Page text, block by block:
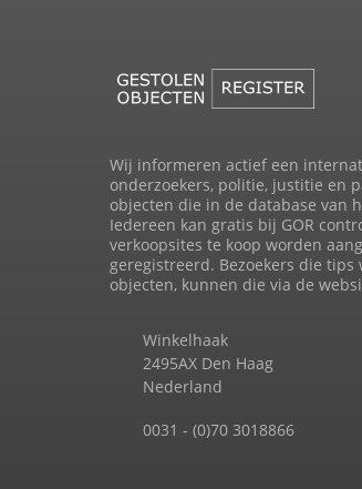
Wij informeren actief een
onderzoekers, politie, justitie en
objecten die in de database van
Iedereen kan gratis bij GOR
verkoopsites te koop worden
geregistreerd. Bezoekers die
objecten, kunnen die via de
Winkelhaak
2495AX Den Haag
Nederland
0031 - (0)70 3018866